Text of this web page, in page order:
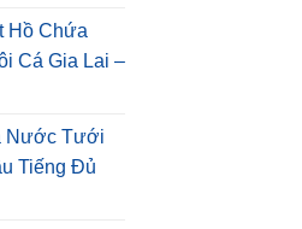
Hồ Chứa
Cá Gia Lai –
Nước Tưới
Tiếng Đủ